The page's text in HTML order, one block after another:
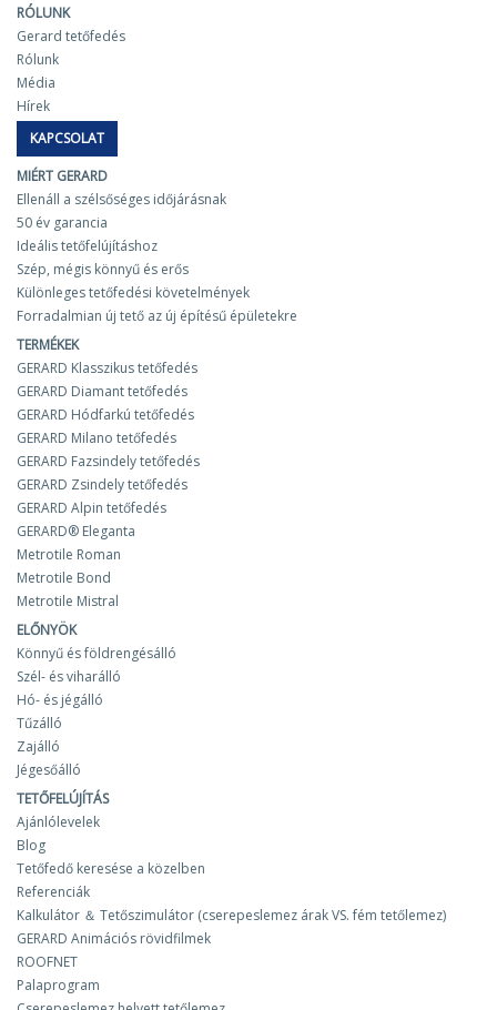
RÓLUNK
Gerard tetőfedés
Rólunk
Média
Hírek
KAPCSOLAT
MIÉRT GERARD
Ellenáll a szélsőséges időjárásnak
50 év garancia
Ideális tetőfelújításhoz
Szép, mégis könnyű és erős
Különleges tetőfedési követelmények
Forradalmian új tető az új építésű épületekre
TERMÉKEK
GERARD Klasszikus tetőfedés
GERARD Diamant tetőfedés
GERARD Hódfarkú tetőfedés
GERARD Milano tetőfedés
GERARD Fazsindely tetőfedés
GERARD Zsindely tetőfedés
GERARD Alpin tetőfedés
GERARD® Eleganta
Metrotile Roman
Metrotile Bond
Metrotile Mistral
ELŐNYÖK
Könnyű és földrengésálló
Szél- és viharálló
Hó- és jégálló
Tűzálló
Zajálló
Jégesőálló
TETŐFELÚJÍTÁS
Ajánlólevelek
Blog
Tetőfedő keresése a közelben
Referenciák
Kalkulátor ＆ Tetőszimulátor (cserepeslemez árak VS. fém tetőlemez)
GERARD Animációs rövidfilmek
ROOFNET
Palaprogram